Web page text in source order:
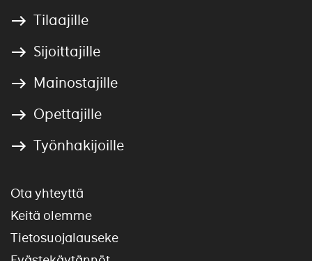
Tilaajille
Sijoittajille
Mainostajille
Opettajille
Työnhakijoille
Ota yhteyttä
Keitä olemme
Tietosuojalauseke